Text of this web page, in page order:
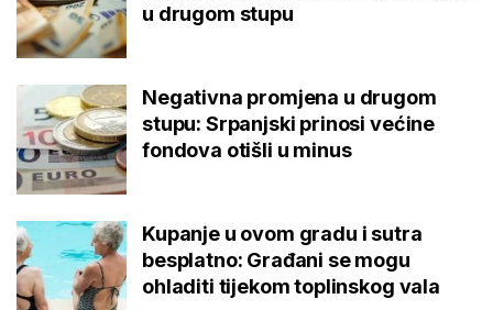
u drugom stupu
Negativna promjena u drugom
stupu: Srpanjski prinosi većine
fondova otišli u minus
Kupanje u ovom gradu i sutra
besplatno: Građani se mogu
ohladiti tijekom toplinskog vala